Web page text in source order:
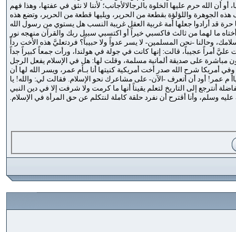
الله حرم عليها الخلوة بالرجالالأجانب؛ لأننا لا نثق في عفتها، وهذا فهم
الجوهرة واللؤلؤة بقطعة من الحرير، ويليها قطعة من الحرير، وتضع هذه
حرة قد أرادوا جعلها أمة غربية العقل غريبة النسب هل يستوي من رسول الله
ما لهما من ثالث فاكسبي خيراً أو اكتسبي سبيل ربك والقرآن منهجه نور
وحالنا -نحن المسلمين- لا يسر عدواً ولا حبيباً؟ فردتعليَّ هذه الأخت رداً
عليَّ أمراً عجيباً، قالت: إنها كانت في جولة في هولندا، ورأت جمعاً كبيراً جداً
على صديقة ألمانية مسلمة، وقلت لها: هل في الإسلام يفعل الرجل
أمريكا شرح الله صدر أخت أمريكية كنيتها أنا بـأم عمر، ويسر الله لها أن
م عمر! أود أن أتعرف -الآن- على مشاعرك نحو الإسلام. فقالت لي: والله! يا
أنترجع إلى التاريخ لتعلم يقيناً أنها ما كرمت ولا شرفت إلا في دين النبي
وسلم، وأنا أقترح أن نفرد حلقة كاملة لنتكلم عن حق المرأة في الإسلام.